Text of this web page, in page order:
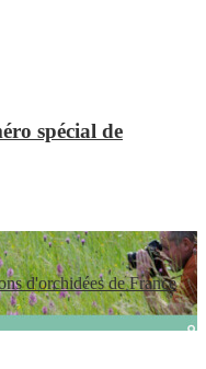
spécial de
d'orchidées de France